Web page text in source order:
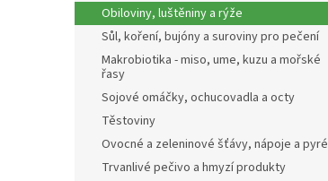
Obiloviny, luštěniny a rýže
Sůl, koření, bujóny a suroviny pro pečení
Makrobiotika - miso, ume, kuzu a mořské
řasy
Sojové omáčky, ochucovadla a octy
Těstoviny
Ovocné a zeleninové šťávy, nápoje a pyré
Trvanlivé pečivo a hmyzí produkty